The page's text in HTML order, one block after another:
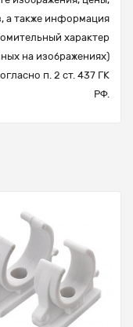
а также информация
характер
на изображениях)
п. 2 ст. 437 ГК
РФ.